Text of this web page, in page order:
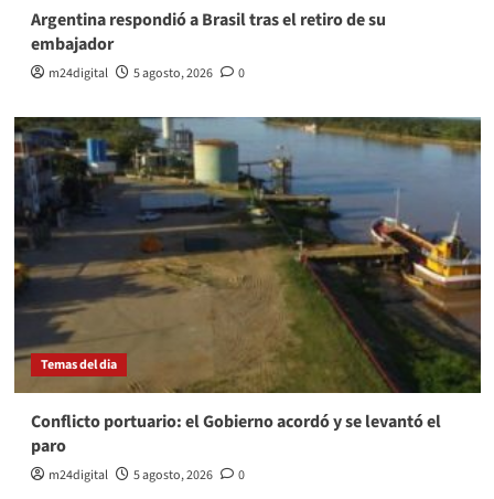
Argentina respondió a Brasil tras el retiro de su
embajador
m24digital 5 agosto, 2026 0
Temas del dia
Conflicto portuario: el Gobierno acordó y se levantó el
paro
m24digital 5 agosto, 2026 0